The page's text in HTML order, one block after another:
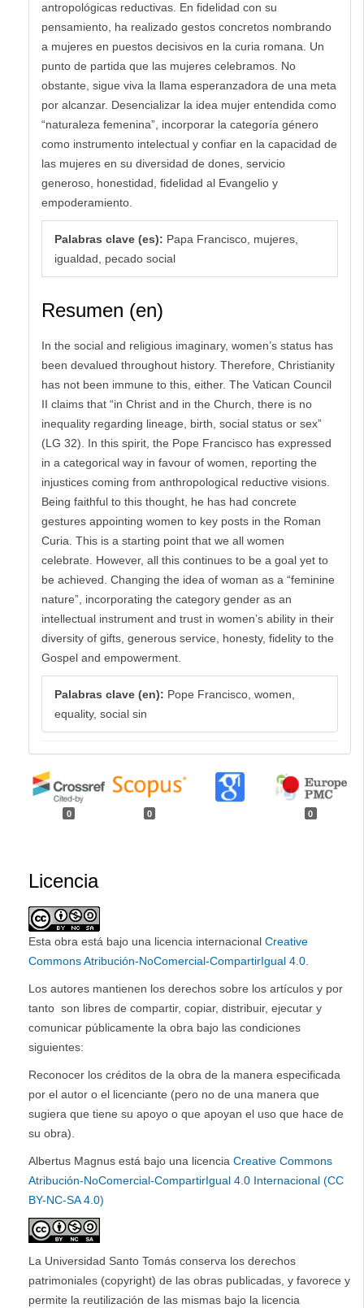
antropológicas reductivas. En fidelidad con su
pensamiento, ha realizado gestos concretos nombrando
a mujeres en puestos decisivos en la curia romana. Un
punto de partida que las mujeres celebramos. No
obstante, sigue viva la llama esperanzadora de una meta
por alcanzar. Desencializar la idea mujer entendida como
“naturaleza femenina”, incorporar la categoría género
como instrumento intelectual y confiar en la capacidad de
las mujeres en su diversidad de dones, servicio
generoso, honestidad, fidelidad al Evangelio y
empoderamiento.
Palabras clave (es): Papa Francisco, mujeres,
igualdad, pecado social
Resumen (en)
In the social and religious imaginary, women’s status has
been devalued throughout history. Therefore, Christianity
has not been immune to this, either. The Vatican Council
II claims that “in Christ and in the Church, there is no
inequality regarding lineage, birth, social status or sex”
(LG 32). In this spirit, the Pope Francisco has expressed
in a categorical way in favour of women, reporting the
injustices coming from anthropological reductive visions.
Being faithful to this thought, he has had concrete
gestures appointing women to key posts in the Roman
Curia. This is a starting point that we all women
celebrate. However, all this continues to be a goal yet to
be achieved. Changing the idea of woman as a “feminine
nature”, incorporating the category gender as an
intellectual instrument and trust in women’s ability in their
diversity of gifts, generous service, honesty, fidelity to the
Gospel and empowerment.
Palabras clave (en): Pope Francisco, women,
equality, social sin
0 0 0
Licencia
Esta obra está bajo una licencia internacional Creative
Commons Atribución-NoComercial-CompartirIgual 4.0
Los autores mantienen los derechos sobre los artículos y por
tanto son libres de compartir, copiar, distribuir, ejecutar y
comunicar públicamente la obra bajo las condiciones
siguientes:
Reconocer los créditos de la obra de la manera especificada
por el autor o el licenciante (pero no de una manera que
sugiera que tiene su apoyo o que apoyan el uso que hace de
su obra).
Albertus Magnus está bajo una licencia Creative Commons
Atribución-NoComercial-CompartirIgual 4.0 Internacional (CC
BY-NC-SA 4.0)
La Universidad Santo Tomás conserva los derechos
patrimoniales (copyright) de las obras publicadas, y favorece y
permite la reutilización de las mismas bajo la licencia